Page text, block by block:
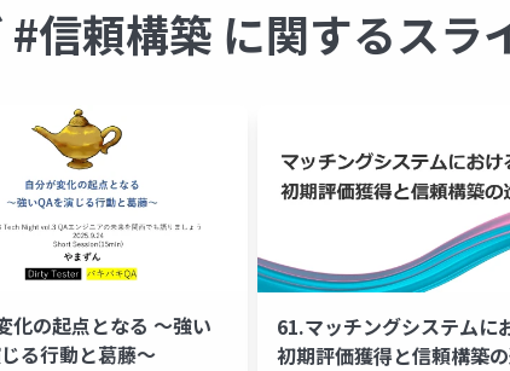
#信頼構築 に関するスラ
化の起点となる 〜強い
る行動と葛藤〜
61.マッチングシステムに
初期評価獲得と信頼構築